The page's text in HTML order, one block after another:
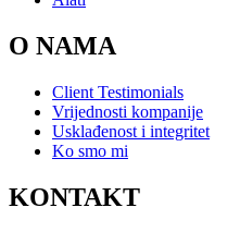
O NAMA
Client Testimonials
Vrijednosti kompanije
Usklađenost i integritet
Ko smo mi
KONTAKT